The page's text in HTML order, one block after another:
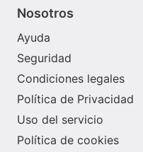
Nosotros
Ayuda
Seguridad
Condiciones legales
Política de Privacidad
Uso del servicio
Política de cookies